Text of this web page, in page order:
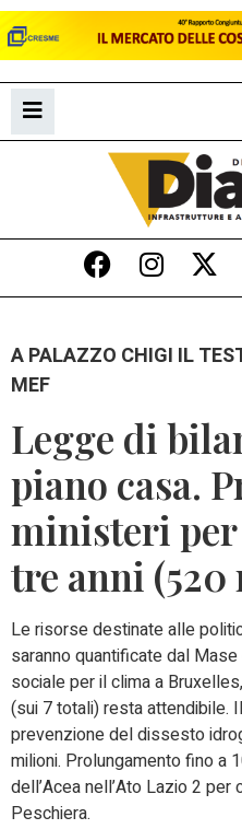
A PALAZZO CHIGI IL
MEF
Legge di
piano casa.
ministeri
tre anni
Le risorse destinate alle
saranno quantificate dal
sociale per il clima a
(sui 7 totali) resta attendibile.
prevenzione del dissesto
milioni. Prolungamento fino a
dell’Acea nell’Ato Lazio 2
Peschiera.